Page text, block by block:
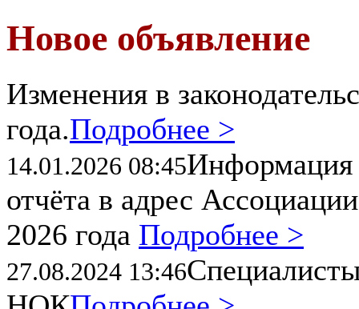
Новое объявление
Изменения в
года.Подробнее >
14.01.2026 08:45Информация
отчёта в адрес
2026 года Подробнее >
27.08.2024 13:46